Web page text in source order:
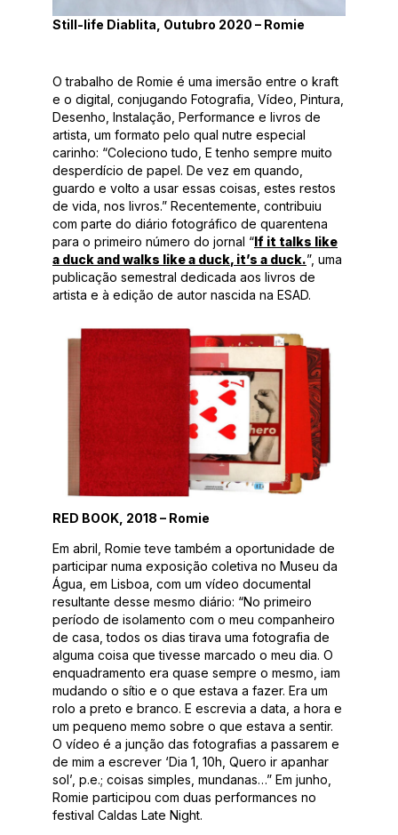
Still-life Diablita, Outubro 2020 – Romie
O trabalho de Romie é uma imersão entre o kraft
e o digital, conjugando Fotografia, Vídeo, Pintura,
Desenho, Instalação, Performance e livros de
artista , um formato pelo qual nutre especial
carinho: “Coleciono tudo, Etenho sempre muito
desperdício de papel. De vez em quando,
guardo e volto a usar essas coisas , estes restos
de vida, nos livros.” Recentemente, contribuiu
com parte do diário fotográfico de quarentena
para o primeiro número do jornal “If it talks like
a duckandwalks likea duck, it’s a duck.”, uma
publicação semestral dedicada aos livros de
artista e à edição de autor nascida na ESAD.
RED BOOK, 2018 – Romie
Em abril, Romie teve também a oportunidade de
participar numa exposição coletiva no Museu da
Água, em Lisboa, com um vídeo documental
resultante desse mesmo diário: “No primeiro
período de isolamento com o meu companheiro
de casa, todos os dias tirava uma fotografia de
alguma coisa que tivesse marcado o meu dia. O
enquadramento era quase sempre o mesmo, iam
mudando o sítio e o que estava a fazer. Era um
rolo a preto e branco. E escrevia a data, a hora e
um pequeno memo sobre o que estava a sentir.
O vídeo é a junção das fotografias a passarem e
de mim a escrever ‘Dia 1, 10h, Quero ir apanhar
sol’, p.e.; coisas simples, mundanas…” Em junho,
Romie participou com duas performances no
festival Caldas Late Night.